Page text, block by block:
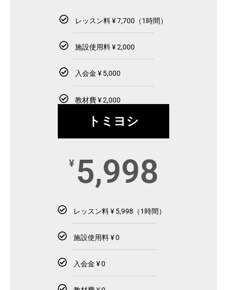
レッスン料 ¥ 7,700（1時間）
施設使用料 ¥ 2,000
入会金 ¥ 5,000
教材費 ¥ 2,000
トミヨシ
¥ 5,998
レッスン料 ¥ 5,998（1時間）
施設使用料 ¥ 0
入会金 ¥ 0